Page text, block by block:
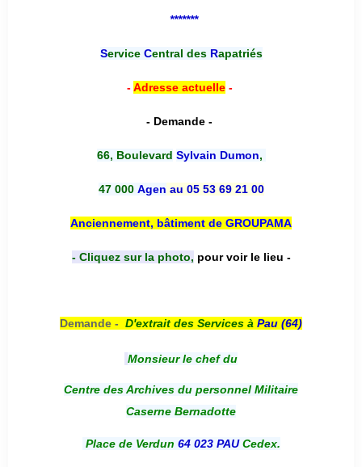
*******
Service Central desRapatriés
-Adresse actuelle-
- Demande -
66, Boulevard Sylvain Dumon,
47 000 Agen au 05 53 69 21 00
Anciennement, bâtiment de GROUPAMA
- Cliquez sur la photo, pour voir le lieu -
Demande - D'extrait des Services à Pau (64)
Monsieur le chef du
Centre des Archives du personnel Militaire
Caserne Bernadotte
Place de Verdun 64 023 PAUCedex.